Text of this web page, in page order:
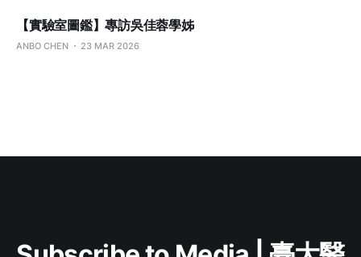
【實驗室圖鑑】專訪吳佳蓉學姊
ANBO CHEN 23 MAR 2026